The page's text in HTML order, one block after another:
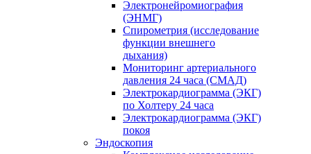
Электронейромиография
(ЭНМГ)
Спирометрия (исследование
функции внешнего
дыхания)
Мониторинг артериального
давления 24 часа (СМАД)
Электрокардиограмма (ЭКГ)
по Холтеру 24 часа
Электрокардиограмма (ЭКГ)
покоя
Эндоскопия